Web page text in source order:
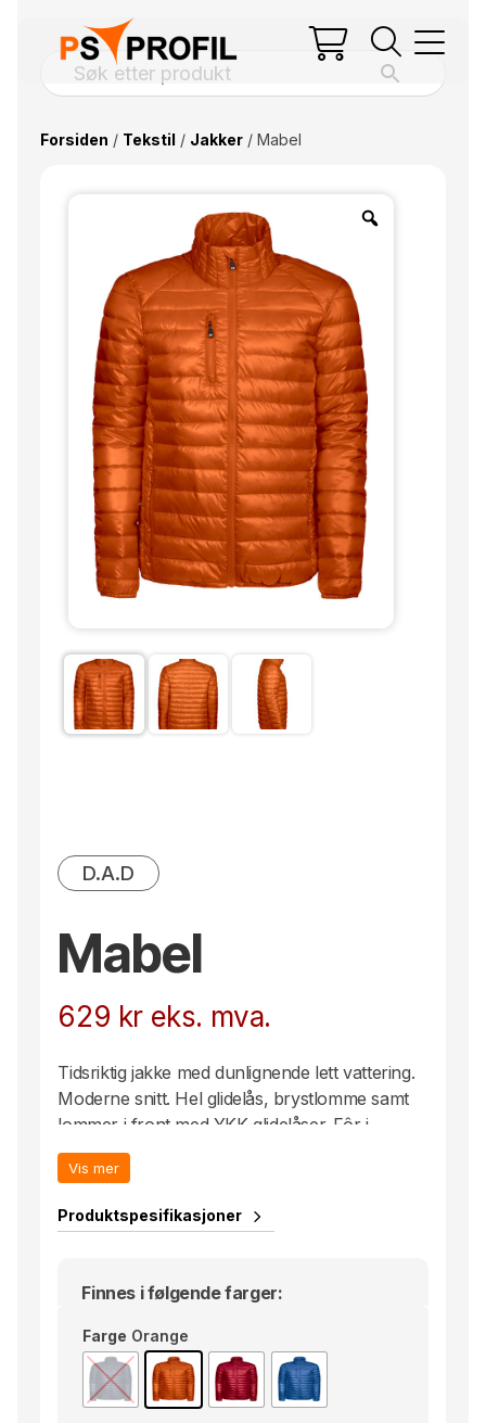
Forsiden / Tekstil / Jakker/ Mabel
D.A.D
Mabel
629 kr eks. mva.
Tidsriktig jakke med dunlignende lett vattering.
Moderne snitt. Hel glidelås, brystlomme samt
lommer i front med YKK-glidelåser. Fôr i
appelerende og avvikende farger. Ønskes fôr i
ton-i-ton velg; 290 orange eller 460 rød. Smal
Vis mer
Produktspesifikasjoner
Finnes i følgende farger:
Farge Orange